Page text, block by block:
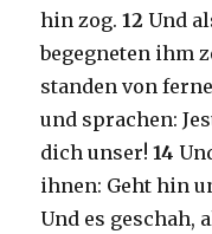
hin zog.12Und
begegneten ihm
standen von
und sprachen:
dich unser!14
ihnen: Geht hin
Und es geschah,